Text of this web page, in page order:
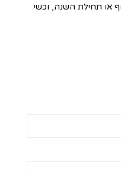
או תחילת השנה, וכשי